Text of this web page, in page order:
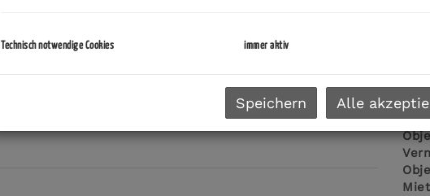
Technisch notwendige Cookies immer aktiv
Speichern Alle